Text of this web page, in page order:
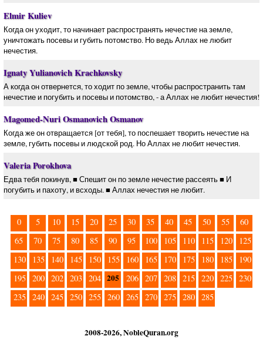
Elmir Kuliev
Когда он уходит, то начинает распространять нечестие на земле,
уничтожать посевы и губить потомство. Но ведь Аллах не любит
нечестия.
Ignaty Yulianovich Krachkovsky
А когда он отвернется, то ходит по земле, чтобы распространить там
нечестие и погубить и посевы и потомство, - а Аллах не любит нечестия!
Magomed-Nuri Osmanovich Osmanov
Когда же он отвращается [от тебя], то поспешает творить нечестие на
земле, губить посевы и людской род. Но Аллах не любит нечестия.
Valeria Porokhova
Едва тебя покинув, ■ Спешит он по земле нечестие рассеять ■ И
погубить и пахоту, и всходы. ■ Аллах нечестия не любит.
0 5 10 15 20 25 30 35 40 45 50 55
60
65
70 75 80 85 90 95 100 105 110 115 120
125
130
135 140 145 150 155 160 165 170 175 180 185
190
195 200 202 203 204 205 206 207 208 215 220 225 230
235 240 245 250 255 260 265 270 275 280 285
2008-2026, NobleQuran.org